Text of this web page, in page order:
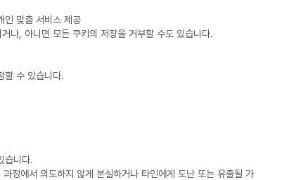
인 맞춤 서비스 제공
나, 아니면 모든 쿠키의 저장을 거부할 수도 있습니다.
할 수 있습니다.
습니다.
정에서 의도하지 않게 분실하거나 타인에게 도난 또는 유출될 가